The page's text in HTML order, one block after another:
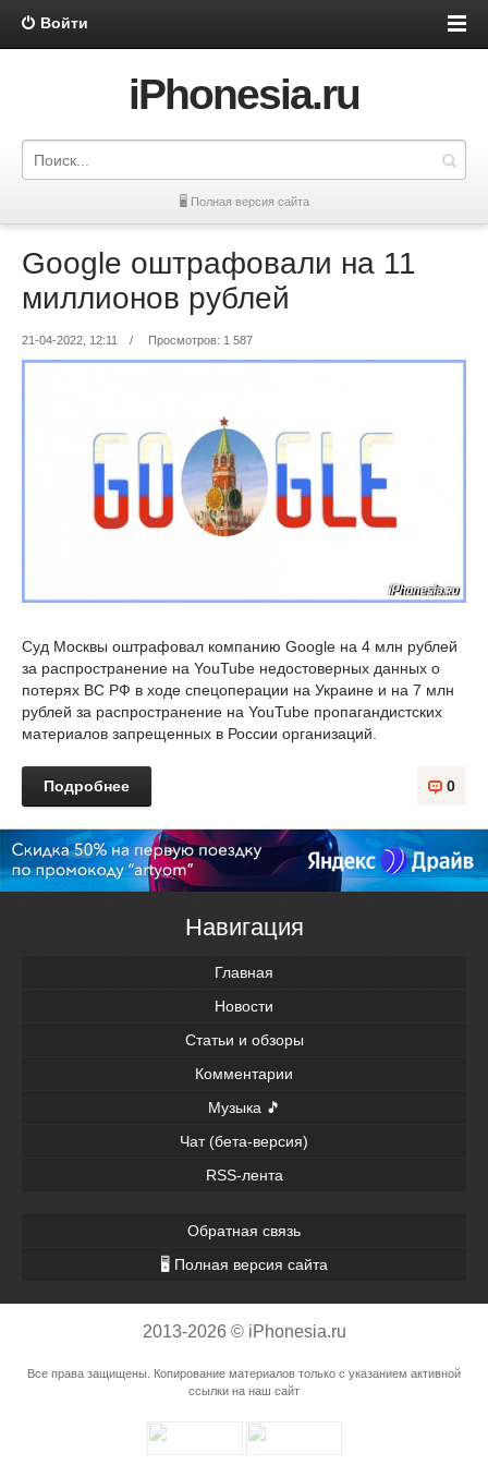
Войти
iPhonesia.ru
🖥 Полная версия сайта
Google оштрафовали на 11
миллионов рублей
21-04-2022, 12:11 / Просмотров: 1 587
Суд Москвы оштрафовал компанию Google на 4 млн рублей
за распространение на YouTube недостоверных данных о
потерях ВС РФ в ходе cпецоперации на Украине и на 7 млн
рублей за распространение на YouTube пропагандистских
материалов запрещенных в России организаций.
Подробнее 0
Навигация
Главная
Новости
Статьи и обзоры
Комментарии
Музыка 🎵
Чат (бета-версия)
RSS-лента
Обратная связь
🖥 Полная версия сайта
2013-2026 © iPhonesia.ru
Все права защищены. Копирование материалов только с указанием активной
ссылки на наш сайт